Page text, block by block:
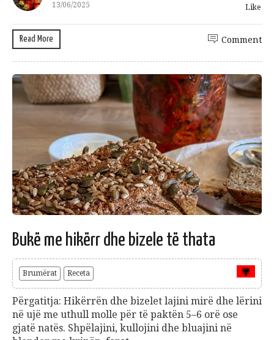
13/06/2025 Like
Read More Comment
Bukë me hikërr dhe bizele të thata
Brumërat Receta
Përgatitja: Hikërrën dhe bizelet lajini mirë dhe lërini
në ujë me uthull molle për të paktën 5–6 orë ose
gjatë natës. Shpëlajini, kullojini dhe bluajini në